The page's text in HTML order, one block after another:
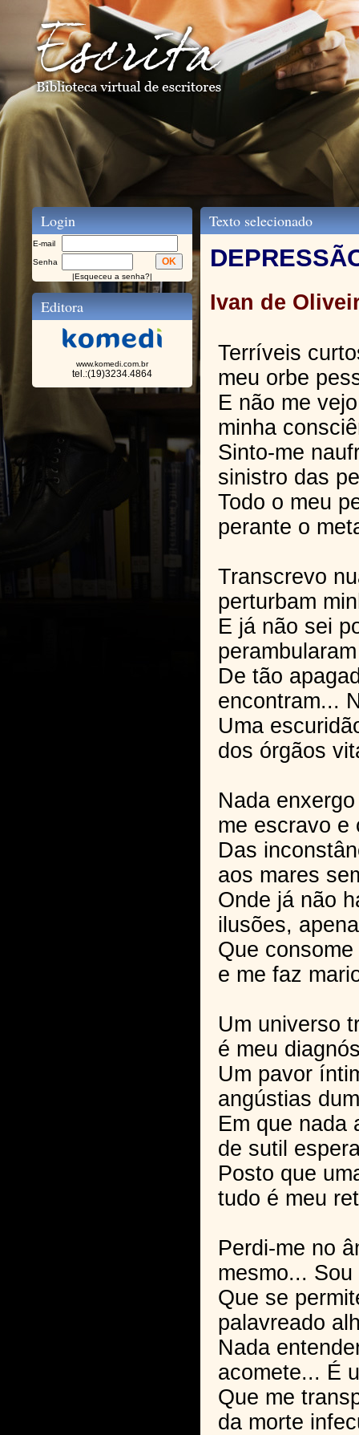
Login
E-mail
Senha
|Esqueceu a senha?|
Editora
www.komedi.com.br
tel.:(19)3234.4864
Texto selecionado
Ivan de
Terríveis
meu orbe
E não me
minha
Sinto-me
sinistro das
Todo o meu
perante o
Transcrevo
perturbam
E já não sei
De tão
encontram...
Uma
dos órgãos
Nada
me escravo e
Das
aos mares
Onde já não
ilusões,
Que
e me faz
Um universo
é meu
Um pavor
angústias
Em que nada
de sutil
Posto que
tudo é meu
Perdi-me no
mesmo...
Que se
palavreado
Nada
acomete... É
Que me
da morte